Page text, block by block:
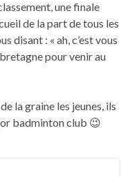
une finale
de la part de tous les
disant : « ah, c’est vous
pour venir au
la graine les jeunes, ils
badminton club 😉